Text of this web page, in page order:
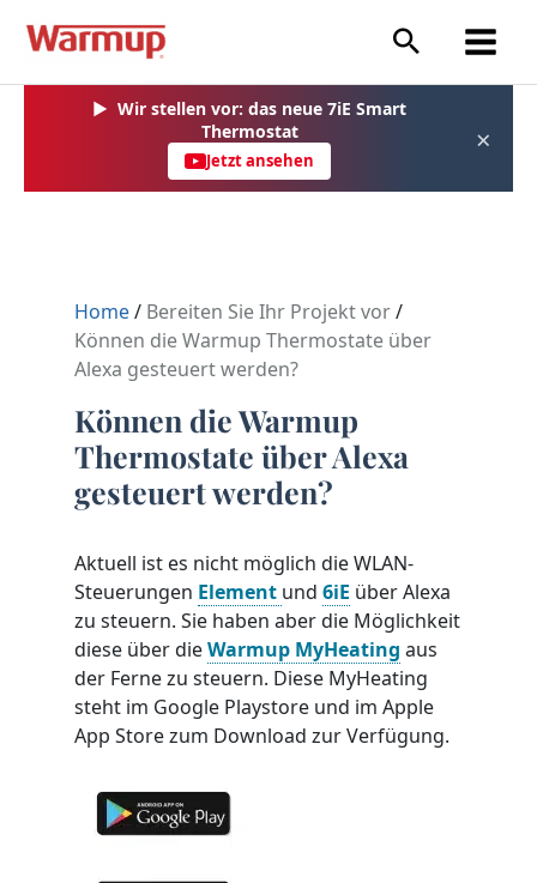
Inhalt
▶ Wir stellen vor: das neue 7iE Smart
Thermostat
Jetzt ansehen
×
Home/ Bereiten Sie Ihr Projekt vor/
Können die Warmup Thermostate über
Alexa gesteuert werden?
Können die Warmup
Thermostate über Alexa
gesteuert werden?
Aktuell ist es nicht möglich die WLAN-
Steuerungen Element und 6iE über Alexa
zu steuern. Sie haben aber die Möglichkeit
diese über dieWarmup MyHeating aus
der Ferne zu steuern. Diese MyHeating
steht im Google Playstore und im Apple
App Store zum Download zur Verfügung.